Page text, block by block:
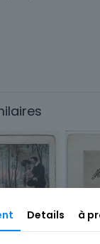
Details à